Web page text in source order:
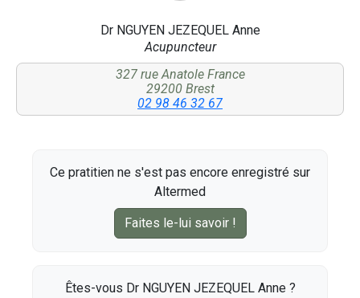
Dr NGUYEN JEZEQUEL Anne
Acupuncteur
327 rue Anatole France
29200 Brest
02 98 46 32 67
Ce pratitien ne s'est pas encore enregistré sur
Altermed
Faites le-lui savoir !
Êtes-vous Dr NGUYEN JEZEQUEL Anne ?